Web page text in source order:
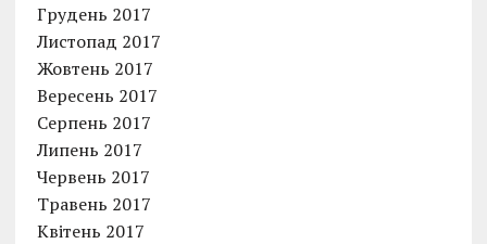
Грудень 2017
Листопад 2017
Жовтень 2017
Вересень 2017
Серпень 2017
Липень 2017
Червень 2017
Травень 2017
Квітень 2017